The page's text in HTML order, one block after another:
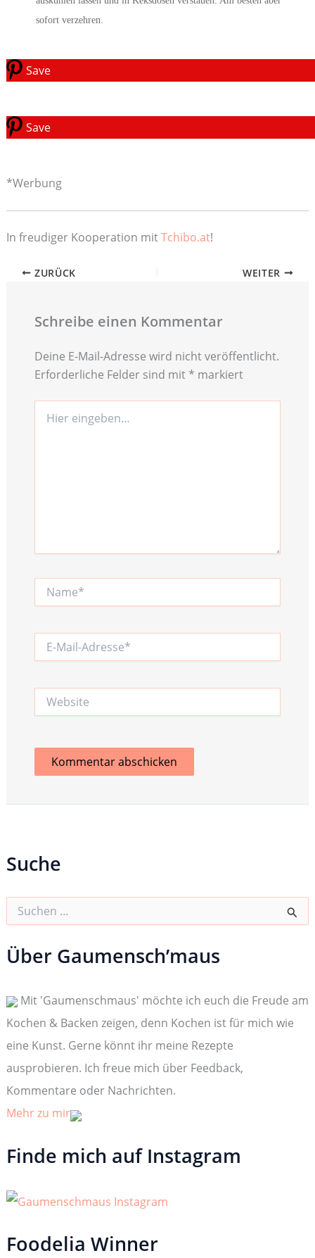
sofort verzehren.
Save
Save
*Werbung
In freudiger Kooperation mitTchibo.at!
ZURÜCK WEITER
Schreibe einen Kommentar
Deine E-Mail-Adresse wird nicht veröffentlicht.
Erforderliche Felder sind mit * markiert
eingeben…
Mail-
Suche
h
e
a
c
h
:
Über Gaumensch’maus
Mit 'Gaumenschmaus' möchte ich euch die Freude am
Kochen & Backen zeigen, denn Kochen ist für mich wie
eine Kunst. Gerne könnt ihr meine Rezepte
ausprobieren. Ich freue mich über Feedback,
Kommentare oder Nachrichten.
Mehr zu mir
Finde mich auf Instagram
Foodelia Winner